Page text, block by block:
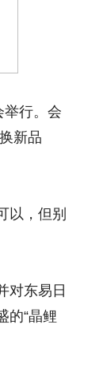
举行。会
新品
以，但别
对东易日
的“晶鲤